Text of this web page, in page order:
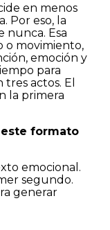
en menos
Por eso, la
nunca. Esa
o movimiento,
emoción y
para
actos. El
la primera
formato
emocional.
segundo.
generar